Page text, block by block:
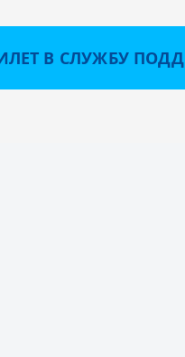
В СЛУЖБУ